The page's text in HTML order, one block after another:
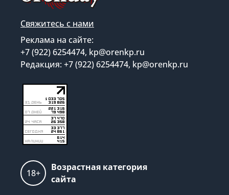
Свяжитесь с нами
Реклама на сайте:
+7 (922) 6254474, kp@orenkp.ru
Редакция: +7 (922) 6254474, kp@orenkp.ru
18+
Возрастная категория
сайта